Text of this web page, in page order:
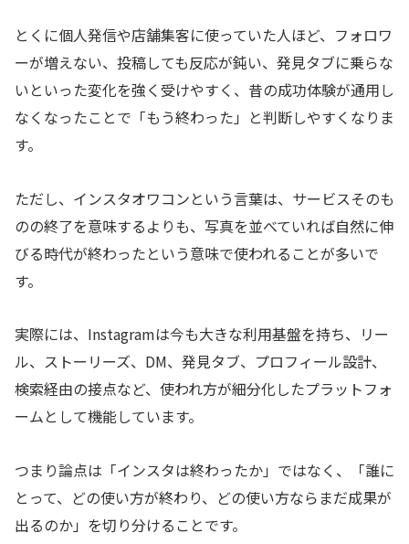
とくに個人発信や店舗集客に使っていた人ほど、フォロワ
ーが増えない、投稿しても反応が鈍い、発見タブに乗らな
いといった変化を強く受けやすく、昔の成功体験が通用し
なくなったことで「もう終わった」と判断しやすくなりま
す。
ただし、インスタオワコンという言葉は、サービスそのも
のの終了を意味するよりも、写真を並べていれば自然に伸
びる時代が終わったという意味で使われることが多いで
す。
実際には、Instagramは今も大きな利用基盤を持ち、リー
ル、ストーリーズ、DM、発見タブ、プロフィール設計、
検索経由の接点など、使われ方が細分化したプラットフォ
ームとして機能しています。
つまり論点は「インスタは終わったか」ではなく、「誰に
とって、どの使い方が終わり、どの使い方ならまだ成果が
出るのか」を切り分けることです。